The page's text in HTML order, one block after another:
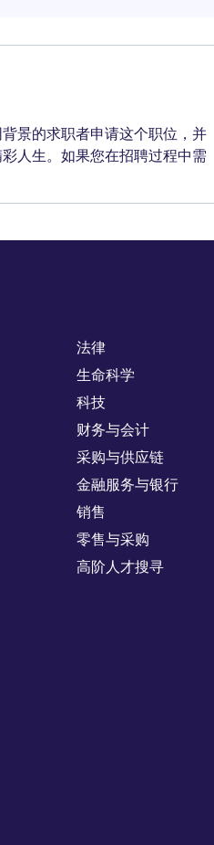
景的求职者申请这个职位，并
人生。如果您在招聘过程中需
法律
生命科学
科技
财务与会计
采购与供应链
金融服务与银行
销售
零售与采购
高阶人才搜寻